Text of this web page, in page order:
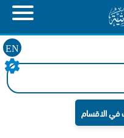
EN